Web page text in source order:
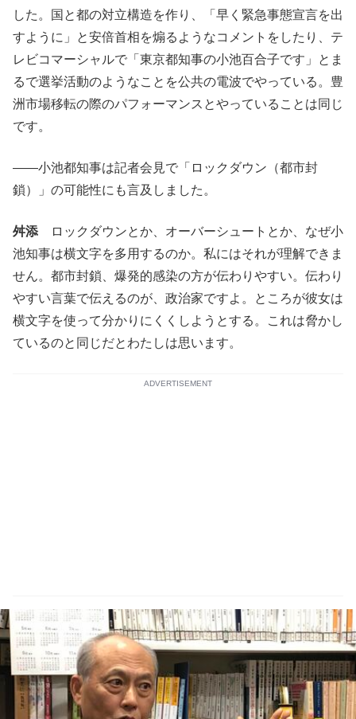
した。国と都の対立構造を作り、「早く緊急事態宣言を出
すように」と安倍首相を煽るようなコメントをしたり、テ
レビコマーシャルで「東京都知事の小池百合子です」とま
るで選挙活動のようなことを公共の電波でやっている。豊
洲市場移転の際のパフォーマンスとやっていることは同じ
です。
――小池都知事は記者会見で「ロックダウン（都市封
鎖）」の可能性にも言及しました。
舛添
ロックダウンとか、オーバーシュートとか、なぜ小
池知事は横文字を多用するのか。私にはそれが理解できま
せん。都市封鎖、爆発的感染の方が伝わりやすい。伝わり
やすい言葉で伝えるのが、政治家ですよ。ところが彼女は
横文字を使って分かりにくくしようとする。これは脅かし
ているのと同じだとわたしは思います。
ADVERTISEMENT